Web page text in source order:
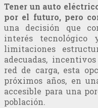
Tener un auto
por el futuro, pero
una decisión que
interés tecnológico
limitaciones
adecuadas,
red de carga, esta
próximos años, en
accesible para una
población.